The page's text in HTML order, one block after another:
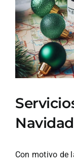
Con motivo de